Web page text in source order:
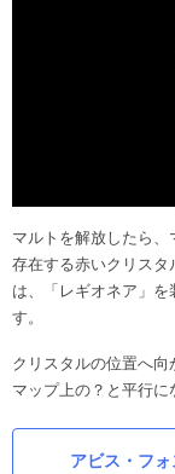
マルトを解放したら
存在する赤いクリスタ
は、「レギオネア」を
す。
クリスタルの位置へ向
マップ上の？と平行に
アビス・フ